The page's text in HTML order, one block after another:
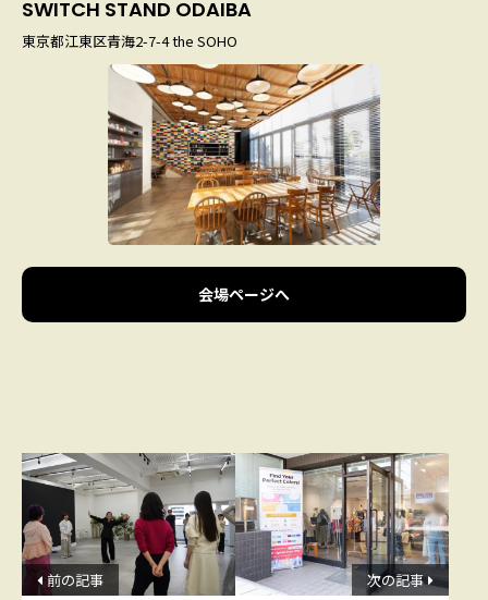
SWITCH STAND ODAIBA
東京都江東区青海2-7-4 the SOHO
会場ページへ
前の記事 次の記事